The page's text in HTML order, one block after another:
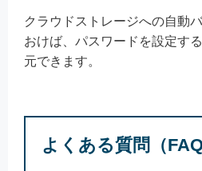
クラウドストレージへの自動
おけば、パスワードを設定す
元できます。
よくある質問（FAQ